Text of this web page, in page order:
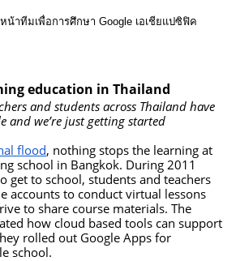
น้าทีมเพื่อการศึกษา Google เอเชียแปซิฟิค
education in Thailand
and students across Thailand have
and we’re just getting started
flood, nothing stops the learning at
school in Bangkok. During 2011
get to school, students and teachers
accounts to conduct virtual lessons
to share course materials. The
how cloud based tools can support
rolled out Google Apps for
school.